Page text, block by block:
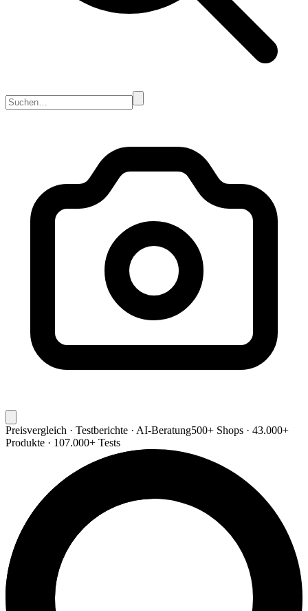
Preisvergleich · Testberichte · AI-Beratung500+ Shops · 43.000+
Produkte · 107.000+ Tests